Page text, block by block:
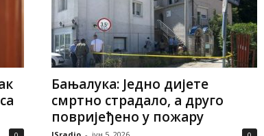
Бањалука: Једно дијете
смртно страдало, а друго
повријеђено у пожару